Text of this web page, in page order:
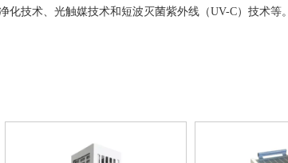
化技术、光触媒技术和短波灭菌紫外线（UV-C）技术等。